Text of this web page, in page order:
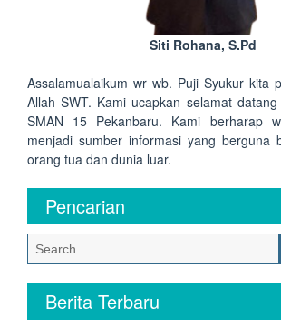
Siti Rohana, S.Pd
Assalamualaikum wr wb. Puji Syukur kita
Allah SWT. Kami ucapkan selamat
SMAN 15 Pekanbaru. Kami berharap
menjadi sumber informasi yang berguna
orang tua dan dunia luar.
Pencarian
Berita Terbaru